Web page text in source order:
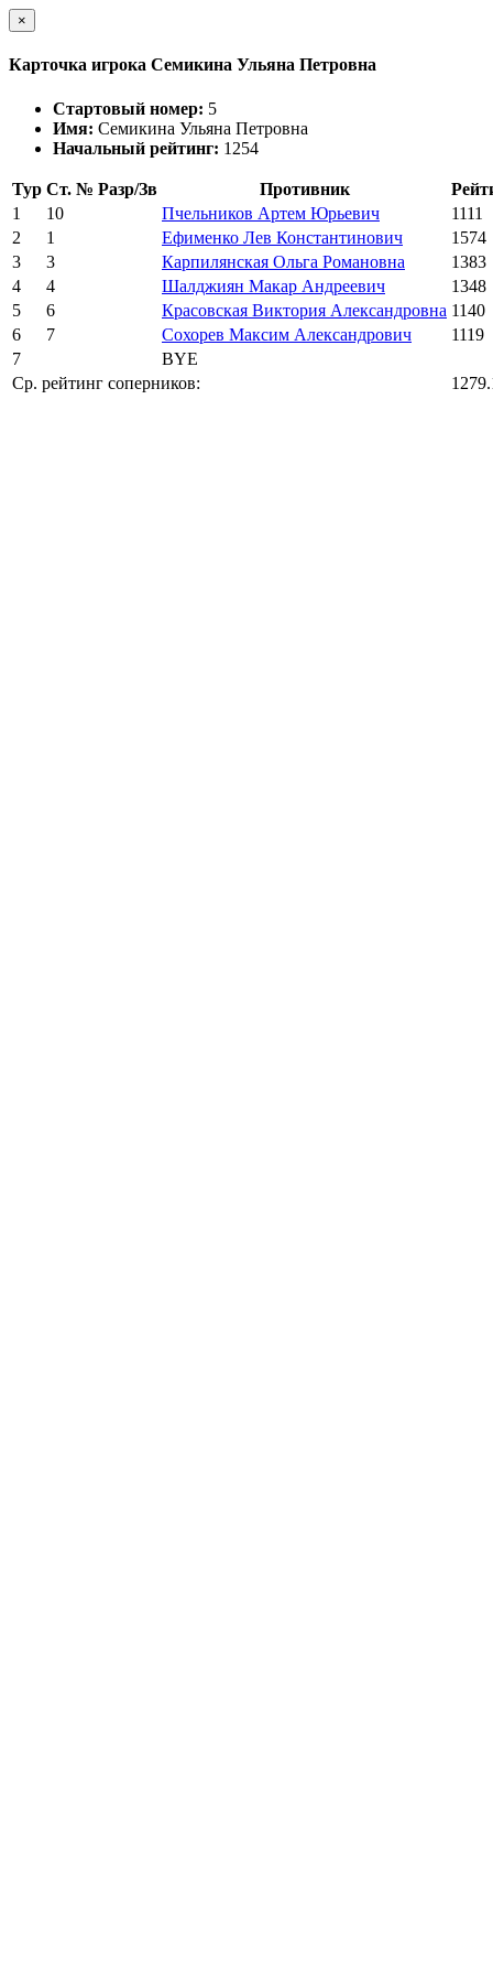
×
Карточка игрока Семикина Ульяна Петровна
Стартовый номер: 5
Имя: Семикина Ульяна Петровна
Начальный рейтинг: 1254
Тур Ст. № Разр/Зв Противник
1
10 Пчельников Артем Юрьевич
1111
2
1 Ефименко Лев Константинович
1574
3
3 Карпилянская Ольга Романовна
1383
4
4 Шалджиян Макар Андреевич
1348
5
6 Красовская Виктория Александровна 1140
6
7 Сохорев Максим Александрович
1119
7
BYE
Ср. рейтинг соперников: